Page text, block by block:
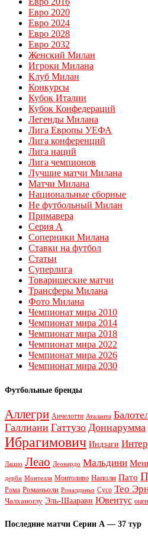
Евро 2020
Евро 2024
Евро 2028
Евро 2032
Женский Милан
Игроки Милана
Клуб Милан
Конкурсы
Кубок Италии
Кубок Конфедераций
Легенды Милана
Лига Европы УЕФА
Лига конференций
Лига наций
Лига чемпионов
Лучшие матчи Милана
Матчи Милана
Национальные сборные
Не футбольный Милан
Примавера
Серия А
Соперники Милана
Ставки на футбол
Статьи
Суперлига
Товарищеские матчи
Трансферы Милана
Фото Милана
Чемпионат мира 2010
Чемпионат мира 2014
Чемпионат мира 2018
Чемпионат мира 2022
Чемпионат мира 2026
Чемпионат мира 2030
Футбольные бренды
Аллегри Анчелотти Аталанта
Галлиани Гаттузо Доннарумма
Ибрагимович Индзаги Интер
Лацио Леао Леонардо Мальдини
дерби Монтелла Монтоливо Наполи Пато
Рома Романьоли Роналдиньо Сусо Тео
Чалханоглу Эль-Шаарави Ювентус
Последние матчи Серии А — 37 тур